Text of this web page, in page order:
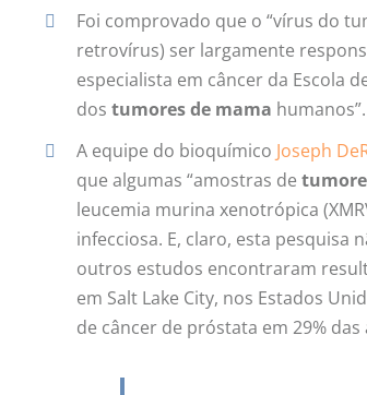
Foi comprovado que o “vírus do
retrovírus) ser largamente
especialista em câncer da Escola
dostumores de mama
A equipe do bioquímico Joseph
que algumas “amostras de
leucemia murina xenotrópica
infecciosa. E, claro, esta pesquisa
outros estudos encontraram
em Salt Lake City, nos Estados
de câncer de próstata em 29%